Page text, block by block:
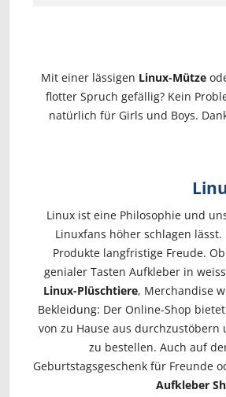
Mit einer lässigen Linux-Mütze
flotter Spruch gefällig? Kein
natürlich für Girls und Boys.
Linux ist eine Philosophie und
Linuxfans höher schlagen
Produkte langfristige Freude.
genialer Tasten Aufkleber in
Linux-Plüschtiere, Merchandise
Bekleidung: Der Online-Shop
von zu Hause aus
zu bestellen. Auch auf
Geburtstagsgeschenk für Freunde
Aufkleber